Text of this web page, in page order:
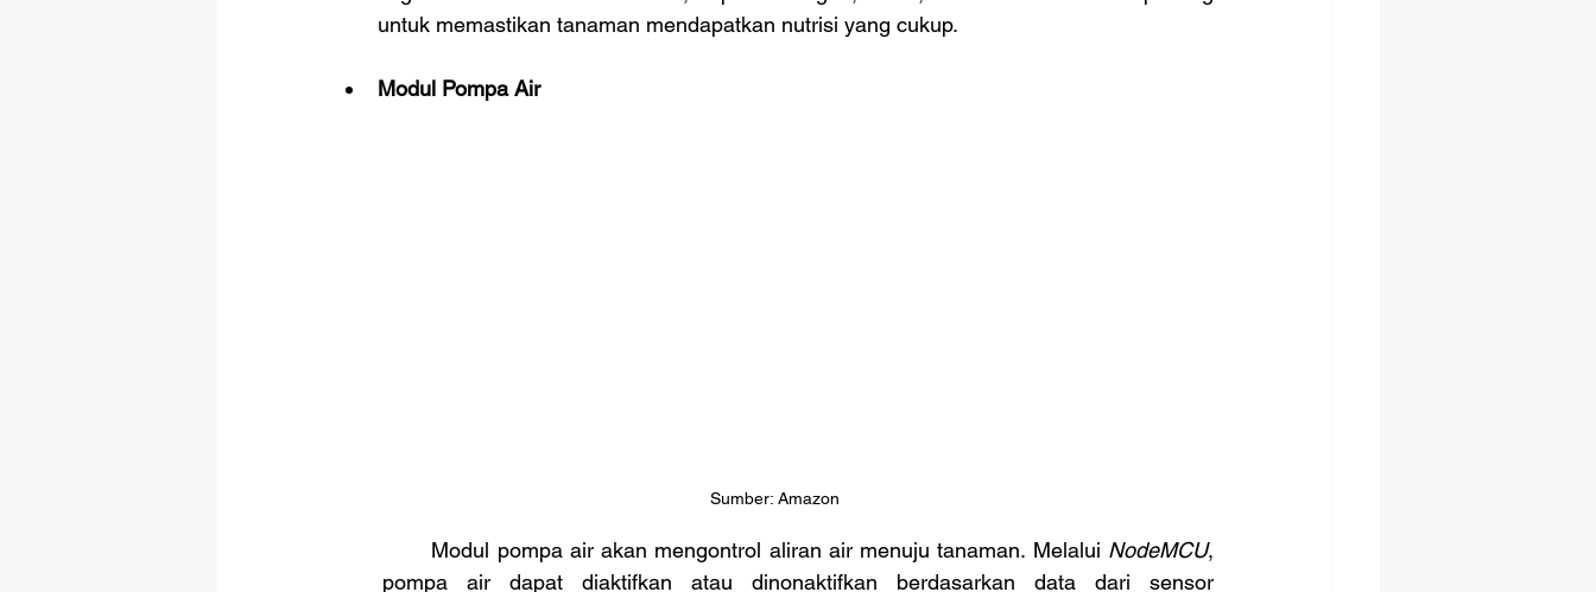
untuk memastikan tanaman mendapatkan nutrisi yang cukup.
Modul Pompa Air
Sumber: Amazon
	Modul pompa air akan mengontrol aliran air menuju tanaman. Melalui
NodeMCU,
pompa air dapat diaktifkan atau dinonaktifkan berdasarkan data dari sensor